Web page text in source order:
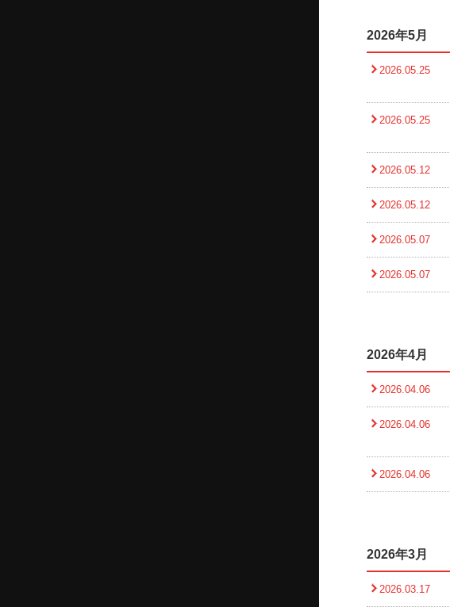
2026年5月
2026.05.25
2026.05.25
2026.05.12
2026.05.12
2026.05.07
2026.05.07
2026年4月
2026.04.06
2026.04.06
2026.04.06
2026年3月
2026.03.17